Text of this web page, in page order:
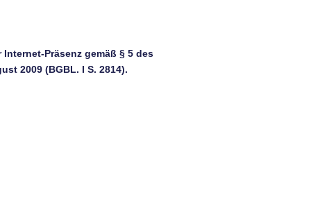
Präsenz gemäß § 5 des
2009 (BGBL. I S. 2814).